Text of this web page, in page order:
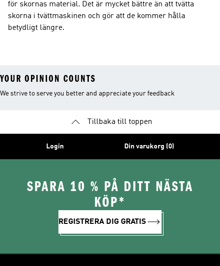
för skornas material. Det är mycket bättre än att tvätta
skorna i tvättmaskinen och gör att de kommer hålla
betydligt längre.
YOUR OPINION COUNTS
We strive to serve you better and appreciate your feedback
Tillbaka till toppen
Login Din varukorg (0)
SPARA 10 % PÅ DITT NÄSTA
KÖP*
REGISTRERA DIG GRATIS